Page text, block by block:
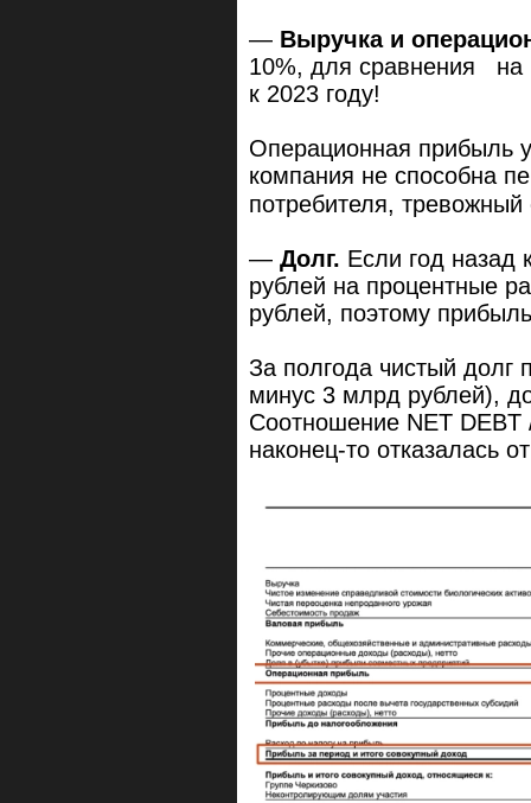
— Выручка и
10%, для сравнения на
к 2023 году!
Операционная прибыль
компания не способна
потребителя,
— Долг. Если год назад
рублей на процентные
рублей, поэтому
За полгода чистый
минус 3 млрд рублей),
Соотношение NET DEBT
наконец-то отказалась